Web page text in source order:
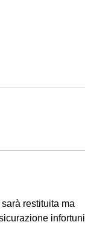
restituita ma
infortuni